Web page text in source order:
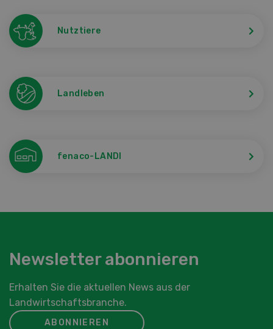
Nutztiere
Landleben
fenaco-LANDI
Newsletter abonnieren
Erhalten Sie die aktuellen News aus der
Landwirtschaftsbranche.
ABONNIEREN